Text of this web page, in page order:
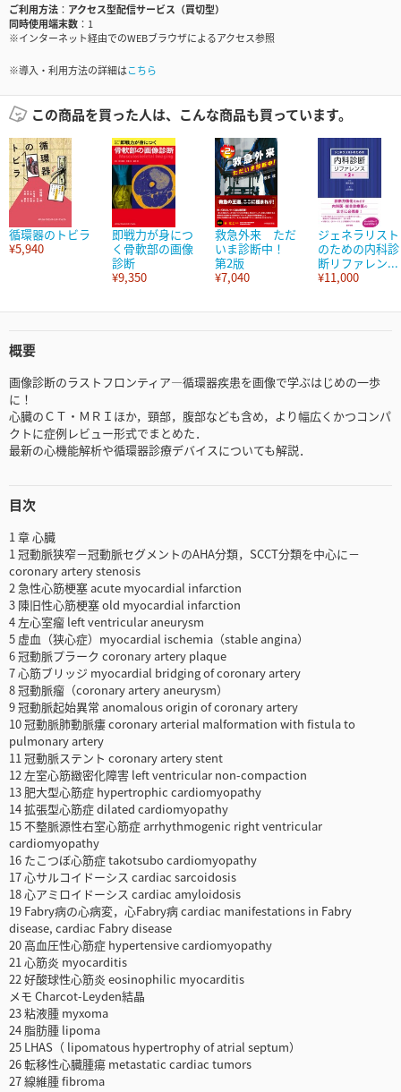
ご利用方法
アクセス型配信サービス（買切型）
同時使用端末数
1
※インターネット経由でのWEBブラウザによるアクセス参照
※導入・利用方法の詳細はこちら
この商品を買った人は、こんな商品も買っています。
循環器のトビラ
¥5,940
即戦力が身につ
く骨軟部の画像
診断
¥9,350
救急外来 ただ
いま診断中！
第2版
¥7,040
ジェネラリスト
のための内科診
断リファレン...
¥11,000
概要
画像診断のラストフロンティア―循環器疾患を画像で学ぶはじめの一歩
に！
心臓のＣＴ・ＭＲＩほか，頸部，腹部なども含め，より幅広くかつコンパ
クトに症例レビュー形式でまとめた．
最新の心機能解析や循環器診療デバイスについても解説．
目次
1 章 心臓
1 冠動脈狭窄－冠動脈セグメントのAHA分類，SCCT分類を中心に－
coronary artery stenosis
2 急性心筋梗塞 acute myocardial infarction
3 陳旧性心筋梗塞 old myocardial infarction
4 左心室瘤 left ventricular aneurysm
5 虚血（狭心症）myocardial ischemia（stable angina）
6 冠動脈プラーク coronary artery plaque
7 心筋ブリッジ myocardial bridging of coronary artery
8 冠動脈瘤（coronary artery aneurysm）
9 冠動脈起始異常 anomalous origin of coronary artery
10 冠動脈肺動脈瘻 coronary arterial malformation with fistula to
pulmonary artery
11 冠動脈ステント coronary artery stent
12 左室心筋緻密化障害 left ventricular non-compaction
13 肥大型心筋症 hypertrophic cardiomyopathy
14 拡張型心筋症 dilated cardiomyopathy
15 不整脈源性右室心筋症 arrhythmogenic right ventricular
cardiomyopathy
16 たこつぼ心筋症 takotsubo cardiomyopathy
17 心サルコイドーシス cardiac sarcoidosis
18 心アミロイドーシス cardiac amyloidosis
19 Fabry病の心病変，心Fabry病 cardiac manifestations in Fabry
disease, cardiac Fabry disease
20 高血圧性心筋症 hypertensive cardiomyopathy
21 心筋炎 myocarditis
22 好酸球性心筋炎 eosinophilic myocarditis
メモ Charcot-Leyden結晶
23 粘液腫 myxoma
24 脂肪腫 lipoma
25 LHAS（ lipomatous hypertrophy of atrial septum）
26 転移性心臓腫瘍 metastatic cardiac tumors
27 線維腫 fibroma